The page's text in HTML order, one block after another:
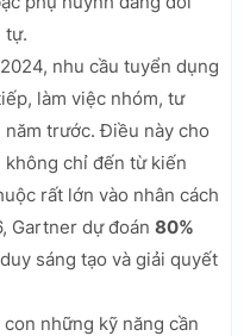
tự.
nhu cầu tuyển dụng
làm việc nhóm, tư
năm trước. Điều này cho
chỉ đến từ kiến
rất lớn vào nhân cách
Gartner dự đoán 80%
sáng tạo và giải quyết
những kỹ năng cần